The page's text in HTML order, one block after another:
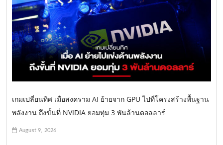
เกมเปลี่ยนทิศ เมื่อสงคราม AI ย้ายจาก GPU ไปที่โครงสร้างพื้นฐาน
พลังงาน ถึงขั้นที่ NVIDIA ยอมทุ่ม 3 พันล้านดอลลาร์
August 9, 2026